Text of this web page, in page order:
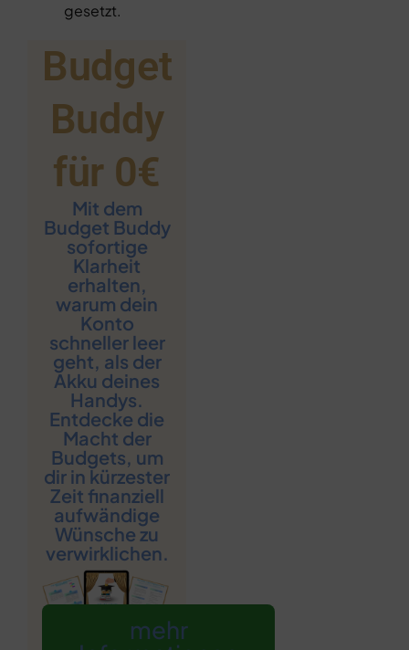
gesetzt.
Budget
Buddy
für 0€​
Mit dem
Budget Buddy
sofortige
Klarheit
erhalten,
warum dein
Konto
schneller leer
geht, als der
Akku deines
Handys.
Entdecke die
Macht der
Budgets, um
dir in kürzester
Zeit finanziell
aufwändige
Wünsche zu
verwirklichen.
mehr